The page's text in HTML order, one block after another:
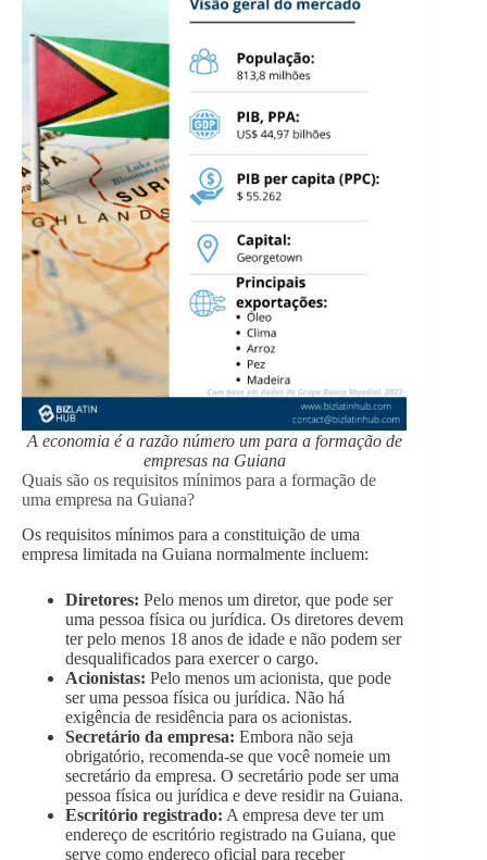
A economia é a razão número um para a formação de
empresas na Guiana
Quais são os requisitos mínimos para a formação de
uma empresa na Guiana?
Os requisitos mínimos para a constituição de uma
empresa limitada na Guiana normalmente incluem:
Diretores: Pelo menos um diretor, que pode ser
uma pessoa física ou jurídica. Os diretores devem
ter pelo menos 18 anos de idade e não podem ser
desqualificados para exercer o cargo.
Acionistas: Pelo menos um acionista, que pode
ser uma pessoa física ou jurídica. Não há
exigência de residência para os acionistas.
Secretário da empresa: Embora não seja
obrigatório, recomenda-se que você nomeie um
secretário da empresa. O secretário pode ser uma
pessoa física ou jurídica e deve residir na Guiana.
Escritório registrado: A empresa deve ter um
endereço de escritório registrado na Guiana, que
serve como endereço oficial para receber